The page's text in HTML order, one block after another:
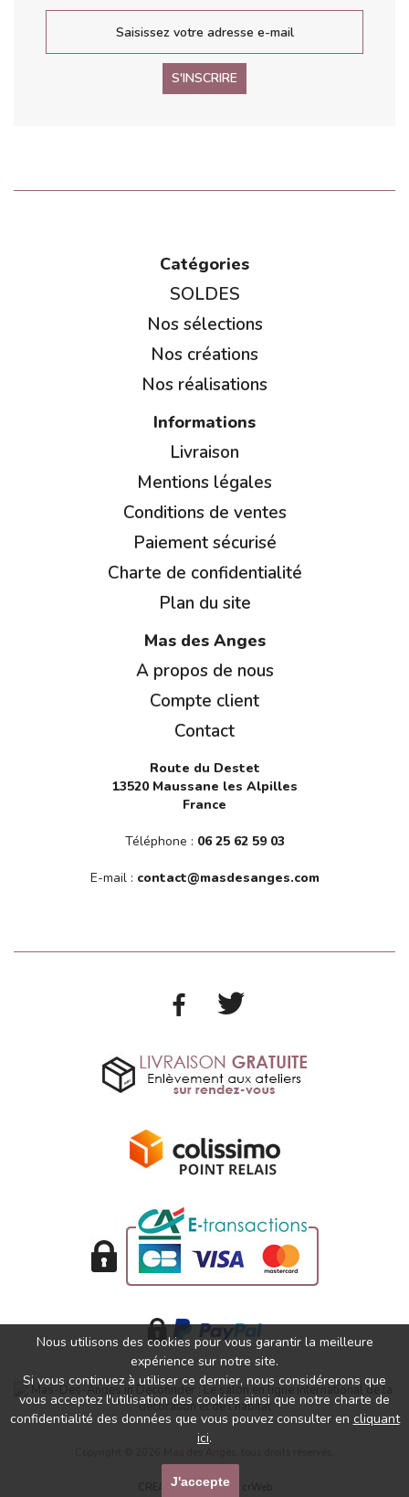
S'INSCRIRE
Catégories
SOLDES
Nos sélections
Nos créations
Nos réalisations
Informations
Livraison
Mentions légales
Conditions de ventes
Paiement sécurisé
Charte de confidentialité
Plan du site
Mas des Anges
A propos de nous
Compte client
Contact
Route du Destet
13520 Maussane les Alpilles
France
Téléphone : 06 25 62 59 03
E-mail : contact@masdesanges.com
Nous utilisons des cookies pour vous garantir la meilleure
expérience sur notre site.
Si vous continuez à utiliser ce dernier, nous considérerons que
vous acceptez l'utilisation des cookies ainsi que notre charte de
confidentialité des données que vous pouvez consulter en cliquant
ici.
J'accepte
CREATION SITE WEB